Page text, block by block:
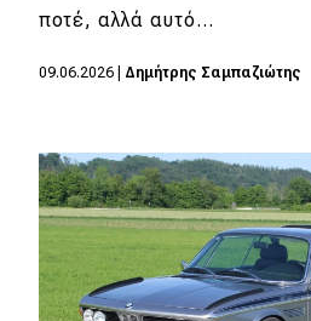
Οδηγός αγοράς
Συμβουλές
Χρηστικά
ποτέ, αλλά αυτό…
09.06.2026 Δημήτρης Σαμπαζιώτης